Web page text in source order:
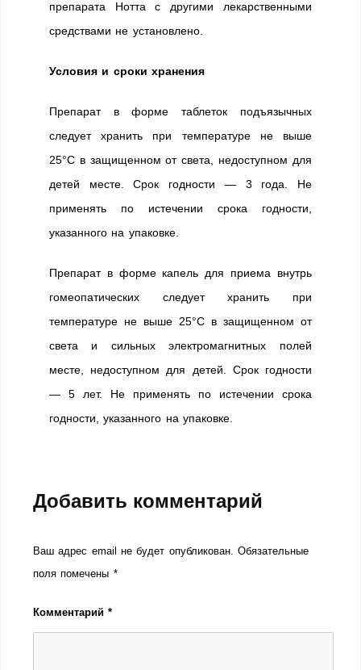
препарата Нотта с другими лекарственными
средствами не установлено.
Условия и сроки хранения
Препарат в форме таблеток подъязычных
следует хранить при температуре не выше
25°С в защищенном от света, недоступном для
детей месте. Срок годности — 3 года. Не
применять по истечении срока годности,
указанного на упаковке.
Препарат в форме капель для приема внутрь
гомеопатических следует хранить при
температуре не выше 25°С в защищенном от
света и сильных электромагнитных полей
месте, недоступном для детей. Срок годности
— 5 лет. Не применять по истечении срока
годности, указанного на упаковке.
Добавить комментарий
Ваш адрес email не будет опубликован. Обязательные
поля помечены *
Комментарий*